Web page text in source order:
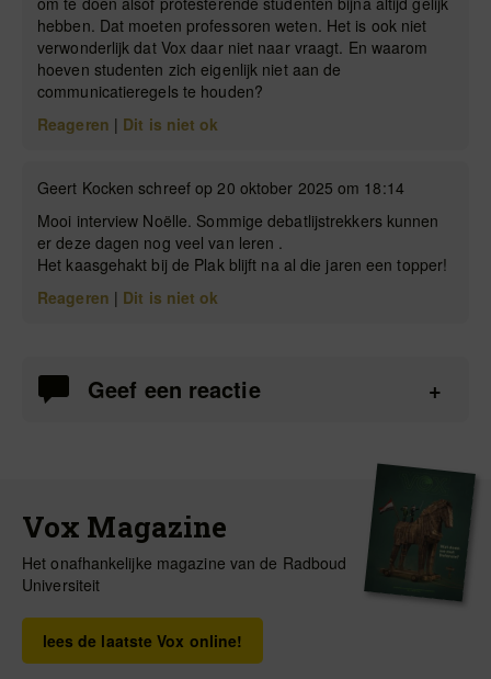
hebben. Dat moeten professoren weten. Het is ook niet
verwonderlijk dat Vox daar niet naar vraagt. En waarom
hoeven studenten zich eigenlijk niet aan de
communicatieregels te houden?
Reageren | Dit is niet ok
Geert Kocken schreef op 20 oktober 2025 om 18:14
Mooi interview Noëlle. Sommige debatlijstrekkers kunnen
er deze dagen nog veel van leren .
Het kaasgehakt bij de Plak blijft na al die jaren een topper!
Reageren | Dit is niet ok
Geef een reactie
Vox Magazine
Het onafhankelijke magazine van de Radboud
Universiteit
lees de laatste Vox online!